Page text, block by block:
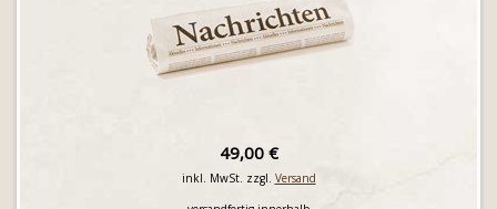
49,00 €
inkl. MwSt. zzgl. Versand